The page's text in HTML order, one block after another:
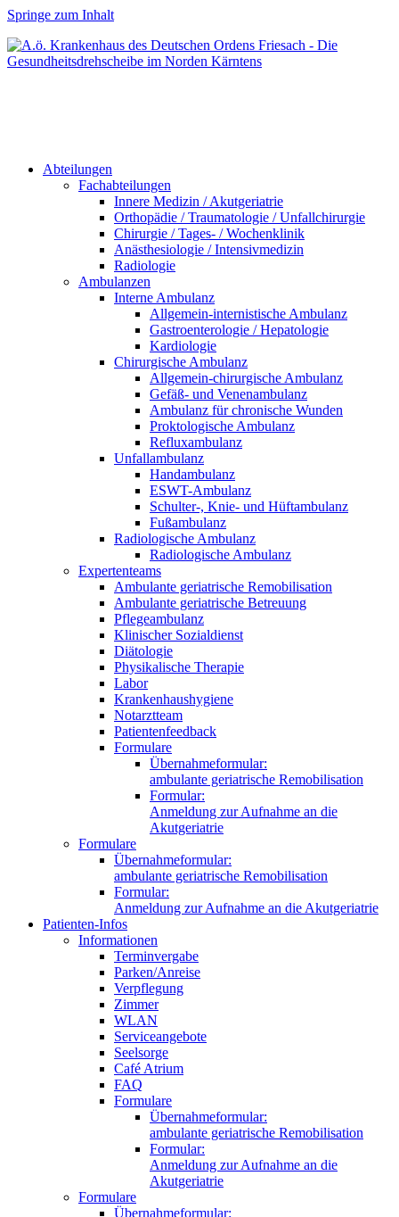
Springe zum Inhalt
Abteilungen
Fachabteilungen
Innere Medizin / Akutgeriatrie
Orthopädie / Traumatologie / Unfallchirurgie
Chirurgie / Tages- / Wochenklinik
Anästhesiologie / Intensivmedizin
Radiologie
Ambulanzen
Interne Ambulanz
Allgemein-internistische Ambulanz
Gastroenterologie / Hepatologie
Kardiologie
Chirurgische Ambulanz
Allgemein-chirurgische Ambulanz
Gefäß- und Venenambulanz
Ambulanz für chronische Wunden
Proktologische Ambulanz
Refluxambulanz
Unfallambulanz
Handambulanz
ESWT-Ambulanz
Schulter-, Knie- und Hüftambulanz
Fußambulanz
Radiologische Ambulanz
Radiologische Ambulanz
Expertenteams
Ambulante geriatrische Remobilisation
Ambulante geriatrische Betreuung
Pflegeambulanz
Klinischer Sozialdienst
Diätologie
Physikalische Therapie
Labor
Krankenhaushygiene
Notarztteam
Patientenfeedback
Formulare
Übernahmeformular:
ambulante geriatrische Remobilisation
Formular:
Anmeldung zur Aufnahme an die
Akutgeriatrie
Formulare
Übernahmeformular:
ambulante geriatrische Remobilisation
Formular:
Anmeldung zur Aufnahme an die Akutgeriatrie
Patienten-Infos
Informationen
Terminvergabe
Parken/Anreise
Verpflegung
Zimmer
WLAN
Serviceangebote
Seelsorge
Café Atrium
FAQ
Formulare
Übernahmeformular:
ambulante geriatrische Remobilisation
Formular:
Anmeldung zur Aufnahme an die
Akutgeriatrie
Formulare
Übernahmeformular: